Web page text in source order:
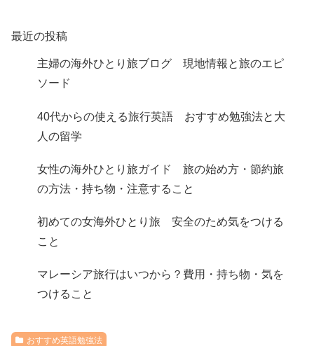
最近の投稿
主婦の海外ひとり旅ブログ 現地情報と旅のエピ
ソード
40代からの使える旅行英語 おすすめ勉強法と大
人の留学
女性の海外ひとり旅ガイド 旅の始め方・節約旅
の方法・持ち物・注意すること
初めての女海外ひとり旅 安全のため気をつける
こと
マレーシア旅行はいつから？費用・持ち物・気を
つけること
おすすめ英語勉強法